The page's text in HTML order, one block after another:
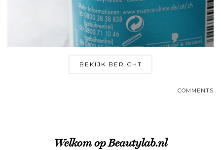
BEKIJK BERICHT
COMMENTS
Welkom op Beautylab.nl